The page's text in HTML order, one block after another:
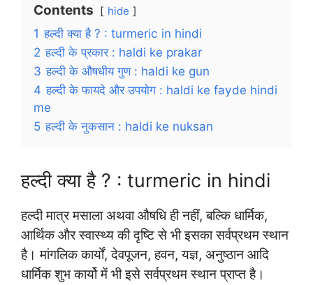
Contents hide
1 हल्दी क्या है ? : turmeric in hindi
2 हल्दी के प्रकार : haldi ke prakar
3 हल्दी के औषधीय गुण : haldi ke gun
4 हल्दी के फायदे और उपयोग : haldi ke fayde hindi
me
5 हल्दी के नुकसान : haldi ke nuksan
हल्दी क्या है ? : turmeric in hindi
हल्दी मात्र मसाला अथवा औषधि ही नहीं, बल्कि धार्मिक,
आर्थिक और स्वास्थ्य की दृष्टि से भी इसका सर्वप्रथम स्थान
है। मांगलिक कार्यों, देवपूजन, हवन, यज्ञ, अनुष्ठान आदि
धार्मिक शुभ कार्यो में भी इसे सर्वप्रथम स्थान प्राप्त है।